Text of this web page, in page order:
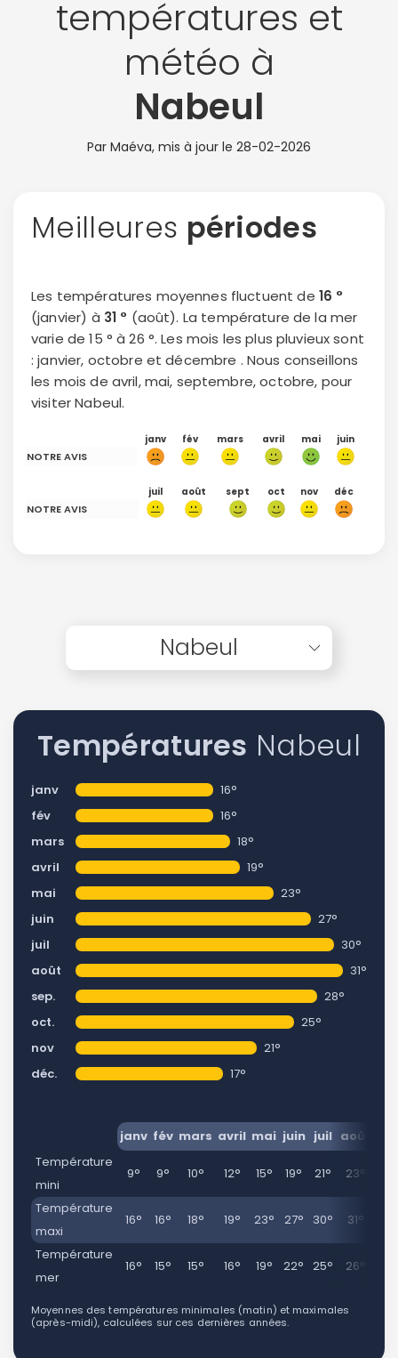
températures et
météo à
Nabeul
Par Maéva, mis à jour le 28-02-2026
Meilleures périodes
Les températures moyennes fluctuent de 16 °
(janvier) à 31 ° (août). La température de la mer
varie de 15 ° à 26 °. Les mois les plus pluvieux sont
: janvier, octobre et décembre . Nous conseillons
les mois de avril, mai, septembre, octobre, pour
visiter Nabeul.
janv fév mars avril mai juin
NOTRE AVIS
juil août sept oct nov déc
NOTRE AVIS
Nabeul
Températures Nabeul
janv
16°
fév
16°
mars
18°
avril
19°
mai
23°
juin
27°
juil
30°
août
31°
sep.
28°
oct.
25°
nov
21°
déc.
17°
janv fév mars avril mai juin juil août
Température
mini
9° 9° 10° 12° 15° 19° 21° 23°
Température
maxi
16° 16° 18° 19° 23° 27° 30° 31°
Température
mer
16° 15° 15° 16° 19° 22° 25° 26°
Moyennes des températures minimales (matin) et maximales
(après-midi), calculées sur ces dernières années.